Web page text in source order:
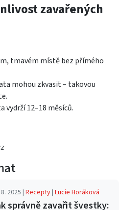
zavařených
tmavém místě bez přímého
mohou zkvasit – takovou
vydrží 12–18 měsíců.
2025 |Recepty|Lucie Horáková
správně zavařit švestky: